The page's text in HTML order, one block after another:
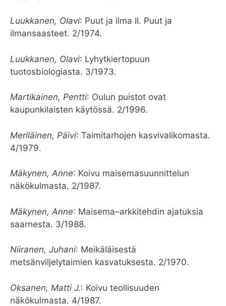
Luukkanen, Olavi: Puut ja ilma II. Puut ja
ilmansaasteet. 2/1974.
Luukkanen, Olavi: Lyhytkiertopuun
tuotosbiologiasta. 3/1973.
Martikainen, Pentti: Oulun puistot ovat
kaupunkilaisten käytössä. 2/1996.
Meriläinen, Päivi: Taimitarhojen kasvivalikomasta.
4/1979.
Mäkynen, Anne: Koivu maisemasuunnittelun
näkökulmasta. 2/1987.
Mäkynen, Anne: Maisema–arkkitehdin ajatuksia
saarnesta. 3/1988.
Niiranen, Juhani: Meikäläisestä
metsänviljelytaimien kasvatuksesta. 2/1970.
Oksanen, Matti J.: Koivu teollisuuden
näkökulmasta. 4/1987.